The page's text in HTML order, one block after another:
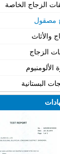
الزجاج الخاصة
مصقول
والأثاث
الزجاج
الألومنيوم
البستانية